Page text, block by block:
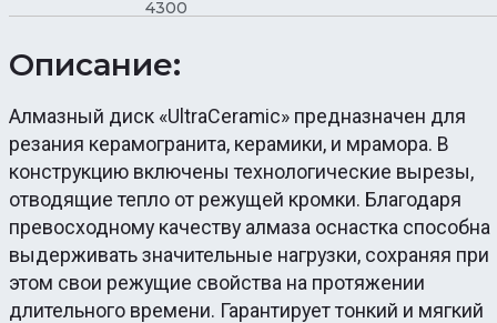
4300
Описание:
Алмазный диск «UltraCeramic» предназначен для
резания керамогранита, керамики, и мрамора. В
конструкцию включены технологические вырезы,
отводящие тепло от режущей кромки. Благодаря
превосходному качеству алмаза оснастка способна
выдерживать значительные нагрузки, сохраняя при
этом свои режущие свойства на протяжении
длительного времени. Гарантирует тонкий и мягкий